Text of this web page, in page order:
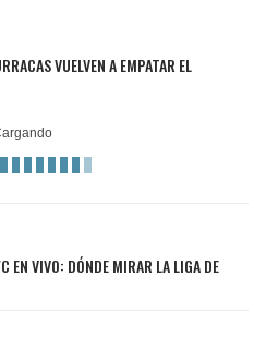
VUELVEN A EMPATAR EL
EN VIVO: DÓNDE MIRAR LA LIGA DE